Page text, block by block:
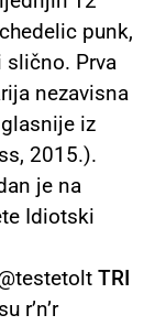
punk,
slično. Prva
nezavisna
iz
2015.).
je na
Idiotski
TRI
r’n’r